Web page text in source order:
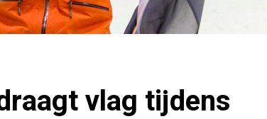
vlag tijdens